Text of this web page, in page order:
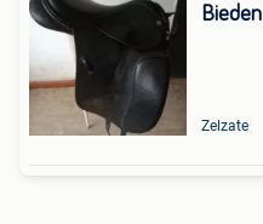
Bieden
Zelzate